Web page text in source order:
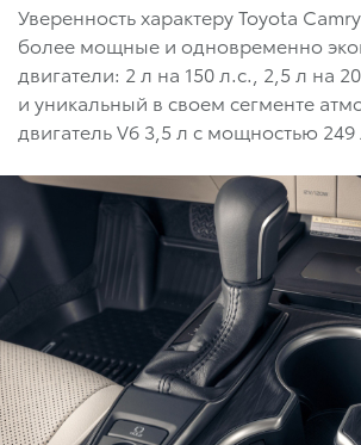
Уверенность характеру Toyota
более мощные и одновременно
двигатели: 2 л на 150 л.с., 2,5 л на
и уникальный в своем сегменте
двигательV6 3,5 л с мощностью 249